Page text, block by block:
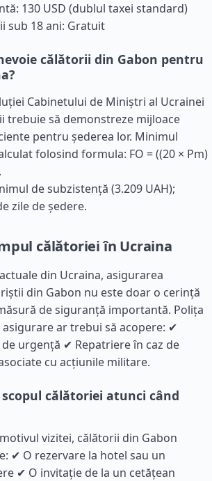
130 USD (dublul taxei standard)
sub 18 ani: Gratuit
călătorii din Gabon pentru
Cabinetului de Miniștri al Ucrainei
trebuie să demonstreze mijloace
pentru șederea lor. Minimul
folosind formula: FO = ((20 × Pm)
de subzistență (3.209 UAH);
zile de ședere.
călătoriei în Ucraina
din Ucraina, asigurarea
din Gabon nu este doar o cerință
de siguranță importantă. Polița
ar trebui să acopere: ✔
urgență ✔ Repatriere în caz de
cu acțiunile militare.
călătoriei atunci când
vizitei, călătorii din Gabon
✔ O rezervare la hotel sau un
✔ O invitație de la un cetățean